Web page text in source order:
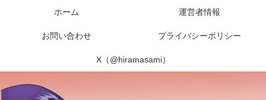
ホーム 運営者情報
お問い合わせ プライバシーポリシー
X（@hiramasami）